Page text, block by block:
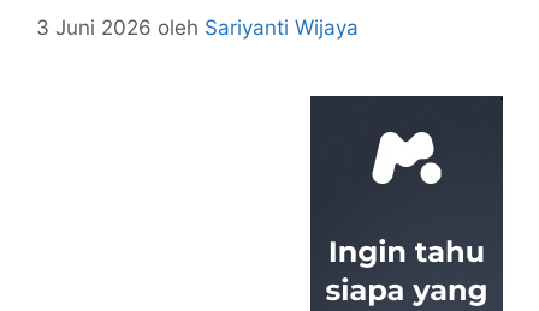
3 Juni 2026 oleh Sariyanti Wijaya